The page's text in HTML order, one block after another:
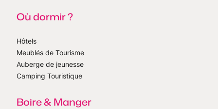
Où dormir ?
Hôtels
Meublés de Tourisme
Auberge de jeunesse
Camping Touristique
Boire & Manger